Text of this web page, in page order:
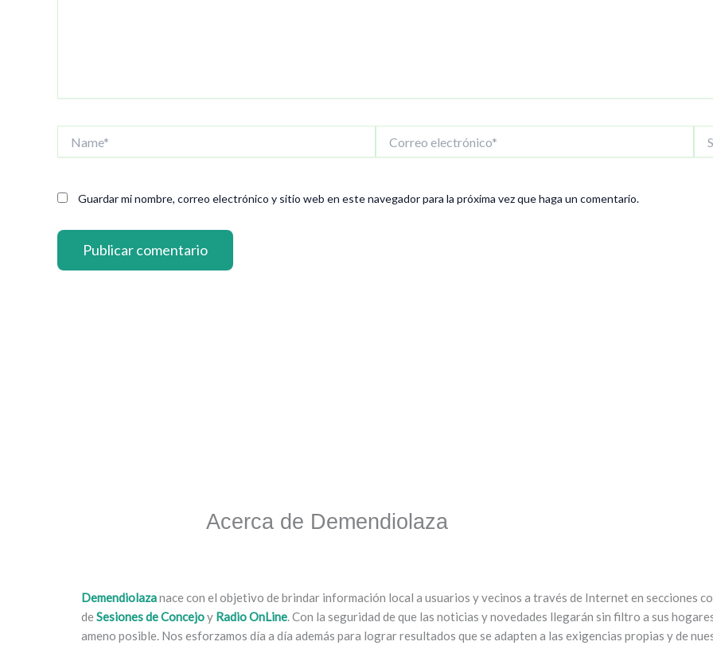
electrónico*
Guardar mi nombre, correo electrónico y sitio web en este navegador para la próxima vez que haga un comentario.
Acerca de Demendiolaza
Demendiolazanace con el objetivo de brindar información local a usuarios y vecinos a través de Internet en secciones
de Sesiones de Concejoy Radio OnLine. Con la seguridad de que las noticias y novedades llegarán sin filtro a sus
ameno posible. Nos esforzamos día a día además para lograr resultados que se adapten a las exigencias propias y de